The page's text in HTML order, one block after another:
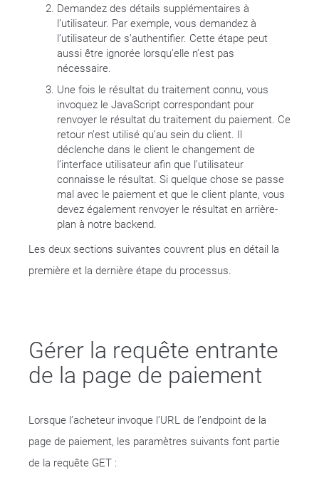
Demandez des détails supplémentaires à
l’utilisateur. Par exemple, vous demandez à
l’utilisateur de s’authentifier. Cette étape peut
aussi être ignorée lorsqu’elle n’est pas
nécessaire.
Une fois le résultat du traitement connu, vous
invoquez le JavaScript correspondant pour
renvoyer le résultat du traitement du paiement. Ce
retour n’est utilisé qu’au sein du client. Il
déclenche dans le client le changement de
l’interface utilisateur afin que l’utilisateur
connaisse le résultat. Si quelque chose se passe
mal avec le paiement et que le client plante, vous
devez également renvoyer le résultat en arrière-
plan à notre backend.
Les deux sections suivantes couvrent plus en détail la
première et la dernière étape du processus.
Gérer la requête entrante
de la page de paiement
Lorsque l’acheteur invoque l’URL de l’endpoint de la
page de paiement, les paramètres suivants font partie
de la requête GET :